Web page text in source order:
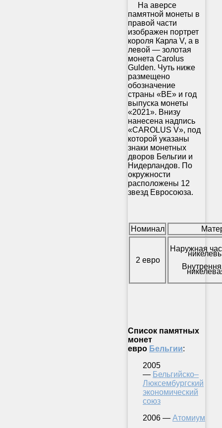
На аверсе
памятной монеты в
правой части
изображен портрет
короля Карла V, а в
левой — золотая
монета Carolus
Gulden. Чуть ниже
размещено
обозначение
страны «BE» и год
выпуска монеты
«2021». Внизу
нанесена надпись
«CAROLUS V», под
которой указаны
знаки монетных
дворов Бельгии и
Нидерландов. По
окружности
расположены 12
звезд Евросоюза.
Номинал
2 евро
Наружная
Список памятных
монет
евро Бельгии:
2005
— Бельгийско–
Люксембургский
экономический
союз
2006 — Атомиум